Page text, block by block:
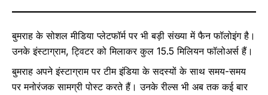
बुमराह के सोशल मीडिया प्लेटफॉर्म पर भी बड़ी संख्या में फैन फॉलोइंग है।
उनके इंस्टाग्राम, ट्विटर को मिलाकर कुल 15.5 मिलियन फॉलोअर्स हैं।
बुमराह अपने इंस्टाग्राम पर टीम इंडिया के सदस्यों के साथ समय-समय
पर मनोरंजक सामग्री पोस्ट करते हैं। उनके रील्स भी अब तक कई बार